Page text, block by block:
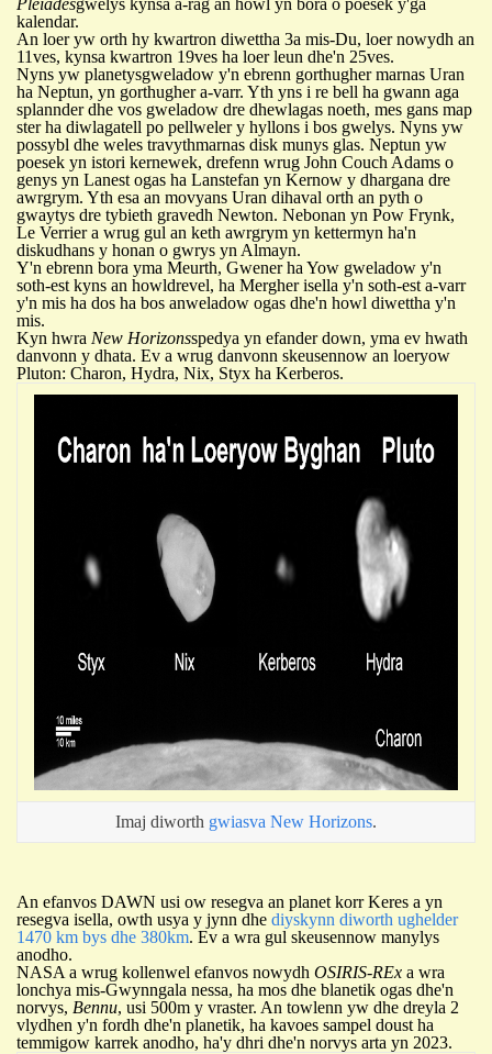
Pleiadesgwelys kynsa a-rag an howl yn bora o poesek y'ga
kalendar.
An loer yw orth hy kwartron diwettha 3a mis-Du, loer nowydh an
11ves, kynsa kwartron 19ves ha loer leun dhe'n 25ves.
Nyns yw planetysgweladow y'n ebrenn gorthugher marnas Uran
ha Neptun, yn gorthugher a-varr. Yth yns i re bell ha gwann aga
splannder dhe vos gweladow dre dhewlagas noeth, mes gans map
ster ha diwlagatell po pellweler y hyllons i bos gwelys. Nyns yw
possybl dhe weles travythmarnas disk munys glas. Neptun yw
poesek yn istori kernewek, drefenn wrug John Couch Adams o
genys yn Lanest ogas ha Lanstefan yn Kernow y dhargana dre
awrgrym. Yth esa an movyans Uran dihaval orth an pyth o
gwaytys dre tybieth gravedh Newton. Nebonan yn Pow Frynk,
Le Verrier a wrug gul an keth awrgrym yn kettermyn ha'n
diskudhans y honan o gwrys yn Almayn.
Y'n ebrenn bora yma Meurth, Gwener ha Yow gweladow y'n
soth-est kyns an howldrevel, ha Mergher isella y'n soth-est a-varr
y'n mis ha dos ha bos anweladow ogas dhe'n howl diwettha y'n
mis.
Kyn hwra New Horizonsspedya yn efander down, yma ev hwath
danvonn y dhata. Ev a wrug danvonn skeusennow an loeryow
Pluton: Charon, Hydra, Nix, Styx ha Kerberos.
Imaj diworth gwiasva New Horizons.
An efanvos DAWN usi ow resegva an planet korr Keres a yn
resegva isella, owth usya y jynn dhe diyskynn diworth ughelder
1470 km bys dhe 380km. Ev a wra gul skeusennow manylys
anodho.
NASA a wrug kollenwel efanvos nowydh OSIRIS-REx a wra
lonchya mis-Gwynngala nessa, ha mos dhe blanetik ogas dhe'n
norvys, Bennu, usi 500m y vraster. An towlenn yw dhe dreyla 2
vlydhen y'n fordh dhe'n planetik, ha kavoes sampel doust ha
temmigow karrek anodho, ha'y dhri dhe'n norvys arta yn 2023.